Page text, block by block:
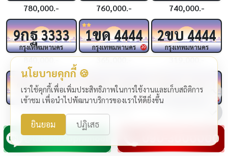
780,000.- 760,000.- 740,000.-
9กฐ3333
กรุงเทพมหานคร
840,000.-
20
1ขด4444
กรุงเทพมหานคร
365,000.-
2ขบ4444
กรุงเทพมหานคร
319,000.-
24
ชจ4444
กรุงเทพมหานคร
1,990,000.-
24
4ขช4444
กรุงเทพมหานคร
1,290,000.-
24
4กฆ4444
25
3 กฉ4444
กรุงเทพมหานคร 25
2กว
กรุงเทพมหานคร
4444
กรุงเทพมหานคร
นโยบายคุกกี้ 🍪
เราใช้คุกกี้เพื่อเพิ่มประสิทธิภาพในการใช้งานและเก็บสถิติการ
เข้าชม เพื่อนำไปพัฒนาบริการของเราให้ดียิ่งขึ้น
ยินยอม ปฏิเสธ